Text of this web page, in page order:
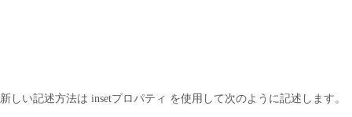
新しい記述方法は insetプロパティ を使用して次のように記述します。